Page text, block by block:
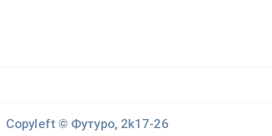
Copyleft © Футуро, 2k17-26